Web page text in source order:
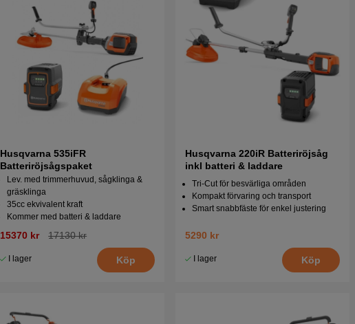
Husqvarna 535iFR
Batteriröjsågspaket
Lev. med trimmerhuvud, sågklinga &
gräsklinga
35cc ekvivalent kraft
Kommer med batteri & laddare
15370 kr 17130 kr
I lager Köp
Husqvarna 220iR Batteriröjsåg
inkl batteri & laddare
Tri-Cut för besvärliga områden
Kompakt förvaring och transport
Smart snabbfäste för enkel justering
5290 kr
I lager Köp